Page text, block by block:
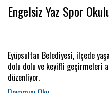
Engelsiz Yaz Spor
Eyüpsultan Belediyesi, ilçede
dolu dolu ve keyifli geçirmeleri
düzenliyor.